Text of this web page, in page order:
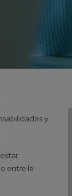
y
entre la